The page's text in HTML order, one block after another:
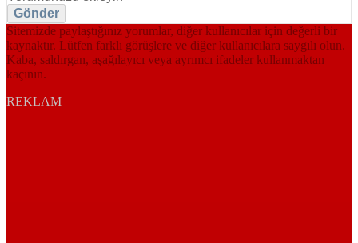
Gönder
Sitemizde paylaştığınız yorumlar, diğer kullanıcılar için değerli bir
kaynaktır. Lütfen farklı görüşlere ve diğer kullanıcılara saygılı olun.
Kaba, saldırgan, aşağılayıcı veya ayrımcı ifadeler kullanmaktan
kaçının.
REKLAM